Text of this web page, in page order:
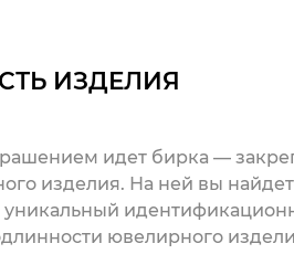
ИЗДЕЛИЯ
идет бирка —
изделия. На ней вы
уникальный
ювелирного